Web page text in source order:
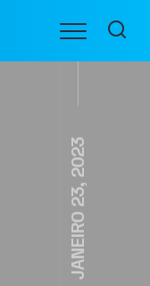
BENEFICIARIOS
Menu
JANEIRO 23, 2023